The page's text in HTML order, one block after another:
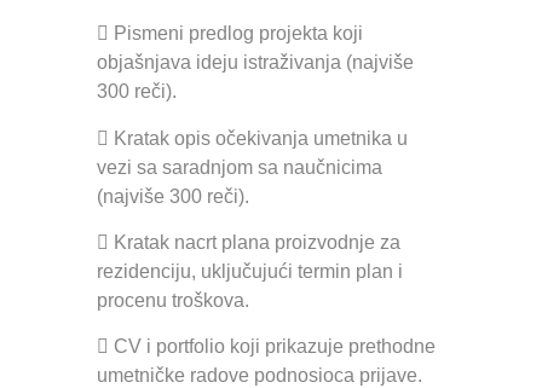
 Pismeni predlog projekta koji
objašnjava ideju istraživanja (najviše
300 reči).
 Kratak opis očekivanja umetnika u
vezi sa saradnjom sa naučnicima
(najviše 300 reči).
 Kratak nacrt plana proizvodnje za
rezidenciju, uključujući termin plan i
procenu troškova.
 CV i portfolio koji prikazuje prethodne
umetničke radove podnosioca prijave.